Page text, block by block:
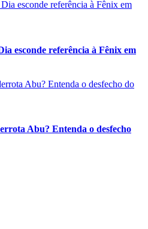
esconde referência à Fênix em
Abu? Entenda o desfecho